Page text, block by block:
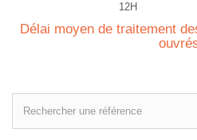
12H
Délai moyen de traitement